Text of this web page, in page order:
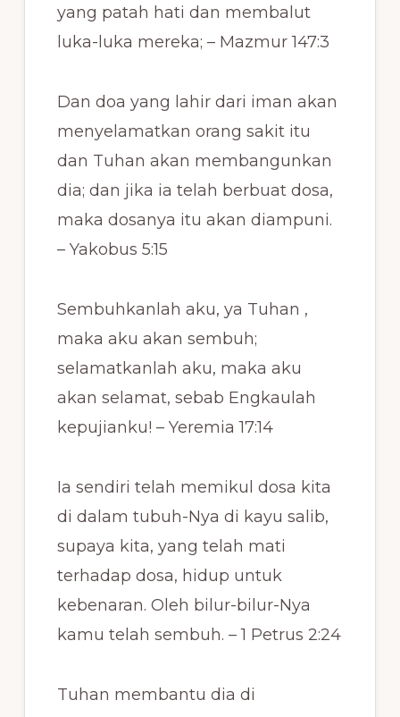
yang patah hati dan membalut
luka-luka mereka; – Mazmur 147:3
Dan doa yang lahir dari iman akan
menyelamatkan orang sakit itu
dan Tuhan akan membangunkan
dia; dan jika ia telah berbuat dosa,
maka dosanya itu akan diampuni.
– Yakobus 5:15
Sembuhkanlah aku, ya Tuhan ,
maka aku akan sembuh;
selamatkanlah aku, maka aku
akan selamat, sebab Engkaulah
kepujianku! – Yeremia 17:14
Ia sendiri telah memikul dosa kita
di dalam tubuh-Nya di kayu salib,
supaya kita, yang telah mati
terhadap dosa, hidup untuk
kebenaran. Oleh bilur-bilur-Nya
kamu telah sembuh. – 1 Petrus 2:24
Tuhan membantu dia di